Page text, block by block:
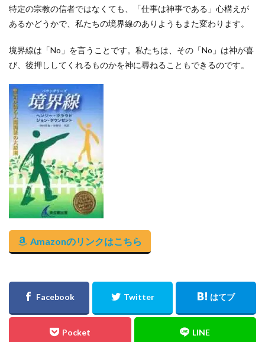
特定の宗教の信者ではなくても、「仕事は神事である」心構えが
あるかどうかで、私たちの境界線のありようもまた変わります。
境界線は「No」を言うことです。私たちは、その「No」は神が喜
び、後押ししてくれるものかを神に尋ねることもできるのです。
Amazonのリンクはこちら